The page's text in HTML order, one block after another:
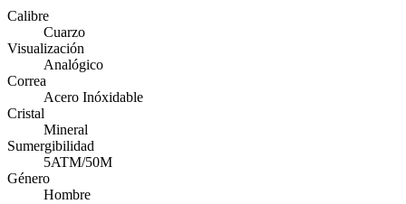
Calibre
Cuarzo
Visualización
Analógico
Correa
Acero Inóxidable
Cristal
Mineral
Sumergibilidad
5ATM/50M
Género
Hombre